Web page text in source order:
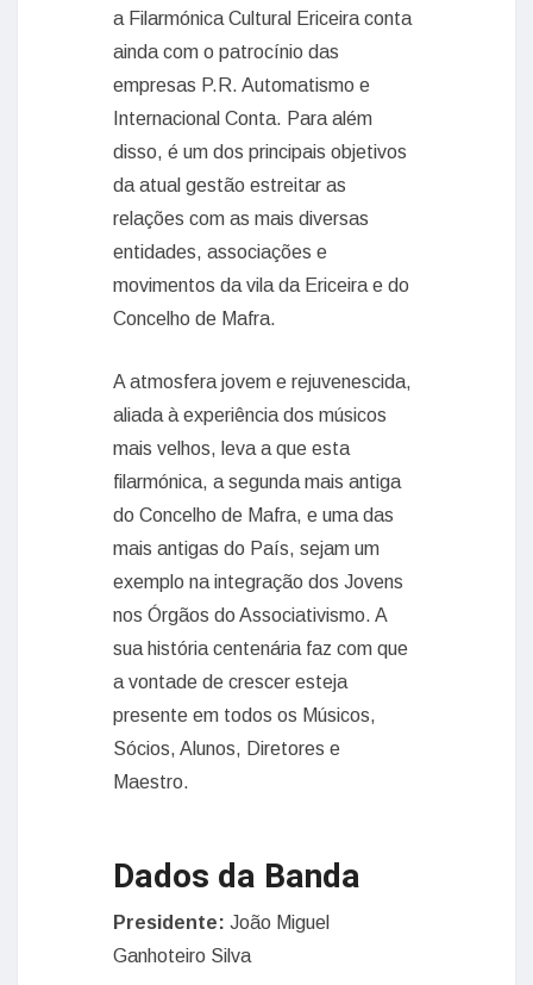
a Filarmónica Cultural Ericeira conta
ainda com o patrocínio das
empresas P.R. Automatismo e
Internacional Conta. Para além
disso, é um dos principais objetivos
da atual gestão estreitar as
relações com as mais diversas
entidades, associações e
movimentos da vila da Ericeira e do
Concelho de Mafra.
A atmosfera jovem e rejuvenescida,
aliada à experiência dos músicos
mais velhos, leva a que esta
filarmónica, a segunda mais antiga
do Concelho de Mafra, e uma das
mais antigas do País, sejam um
exemplo na integração dos Jovens
nos Órgãos do Associativismo. A
sua história centenária faz com que
a vontade de crescer esteja
presente em todos os Músicos,
Sócios, Alunos, Diretores e
Maestro.
Dados da Banda
Presidente: João Miguel
Ganhoteiro Silva